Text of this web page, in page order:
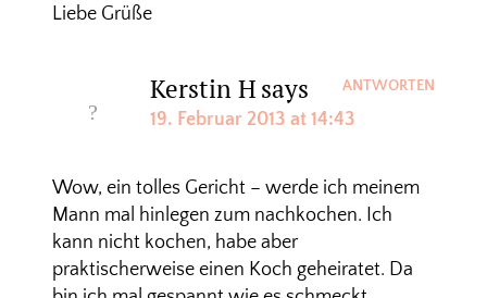
Liebe Grüße
Kerstin Hsays
19. Februar 2013 at 14:43
Wow, ein tolles Gericht – werde ich meinem
Mann mal hinlegen zum nachkochen. Ich
kann nicht kochen, habe aber
praktischerweise einen Koch geheiratet. Da
ANTWORTEN